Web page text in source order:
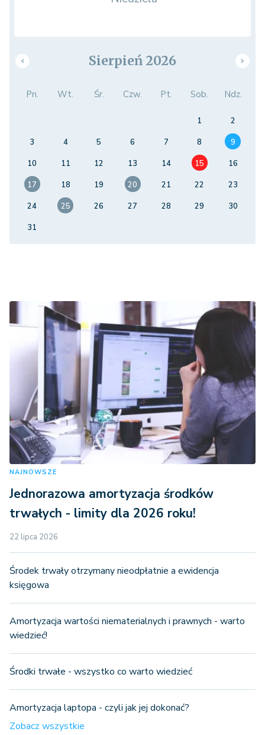
Sierpień 2026
Pn. Wt. Śr. Czw. Pt. Sob. Ndz.
1
2
3
4 5 6 7 8
9
10
11 12 13 14 15
16
17
18 19 20 21 22
23
24
25 26 27 28 29
30
31
NAJNOWSZE
Jednorazowa amortyzacja środków
trwałych - limity dla 2026 roku!
22 lipca 2026
Środek trwały otrzymany nieodpłatnie a ewidencja
księgowa
Amortyzacja wartości niematerialnych i prawnych - warto
wiedzieć!
Środki trwałe - wszystko co warto wiedzieć
Amortyzacja laptopa - czyli jak jej dokonać?
Zobacz wszystkie